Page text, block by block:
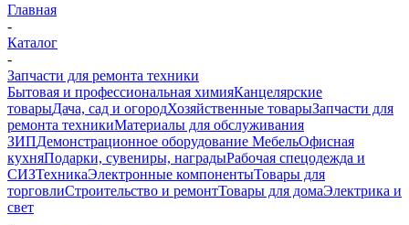
Главная
-
Каталог
-
Запчасти для ремонта техники
Бытовая и профессиональная химияКанцелярские
товарыДача, сад и огородХозяйственные товарыЗапчасти для
ремонта техникиМатериалы для обслуживания
ЗИПДемонстрационное оборудование МебельОфисная
кухняПодарки, сувениры, наградыРабочая спецодежда и
СИЗТехникаЭлектронные компонентыТовары для
торговлиСтроительство и ремонтТовары для домаЭлектрика и
свет